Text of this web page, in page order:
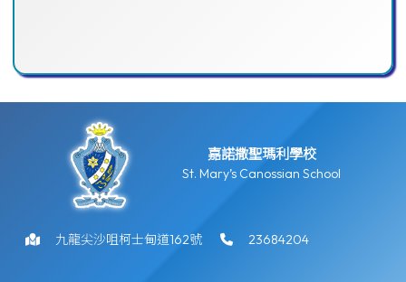
嘉諾撒聖瑪利學校
St. Mary’s Canossian School
九龍尖沙咀柯士甸道162號 23684204